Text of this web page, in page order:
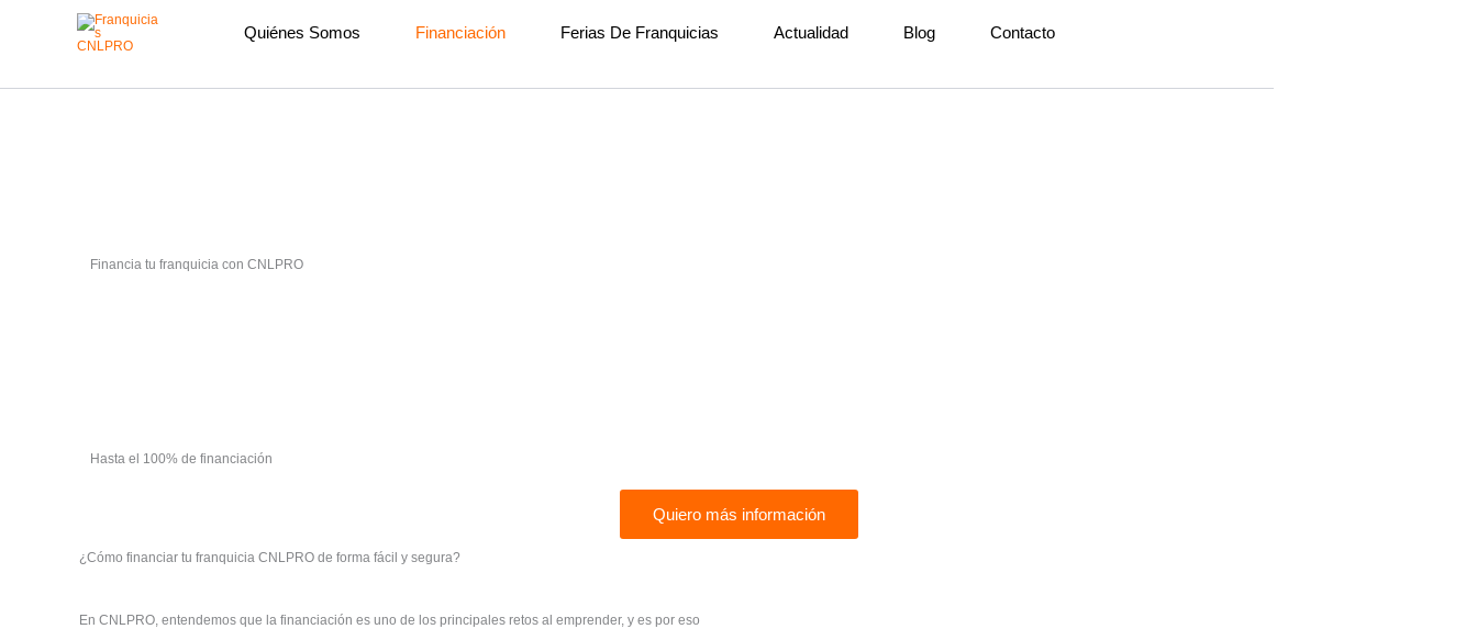
Quiénes Somos Financiación Ferias De Franquicias Actualidad Blog Contacto
Financia tu franquicia con CNLPRO
Hasta el 100% de financiación
Quiero más información
¿Cómo financiar tu franquicia CNLPRO de forma fácil y segura?
En CNLPRO, entendemos que la financiación es uno de los principales retos al emprender, y es por eso